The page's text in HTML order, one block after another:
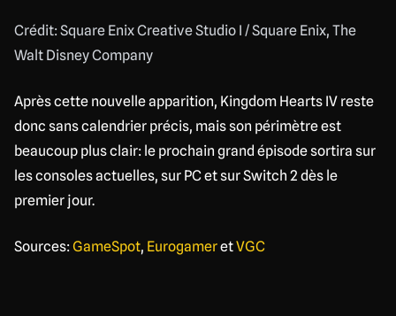
Crédit: Square Enix Creative Studio I / Square Enix, The
Walt Disney Company
Après cette nouvelle apparition, Kingdom Hearts IV reste
donc sans calendrier précis, mais son périmètre est
beaucoup plus clair: le prochain grand épisode sortira sur
les consoles actuelles, sur PC et sur Switch 2 dès le
premier jour.
Sources:GameSpot, EurogameretVGC